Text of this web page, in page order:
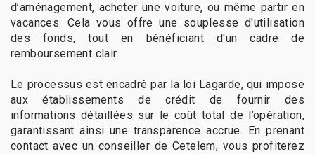
d’aménagement, acheter une voiture, ou même partir en
vacances. Cela vous offre une souplesse d'utilisation
des fonds, tout en bénéficiant d'un cadre de
remboursement clair.
Le processus est encadré par la loi Lagarde, qui impose
aux établissements de crédit de fournir des
informations détaillées sur le coût total de l’opération,
garantissant ainsi une transparence accrue. En prenant
contact avec un conseiller de Cetelem, vous profiterez